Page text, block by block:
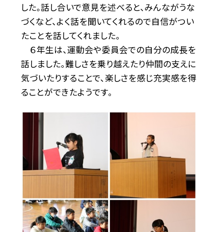
した。話し合いで意見を述べると、みんながうな
づくなど、よく話を聞いてくれるので自信がつい
たことを話してくれました。
６年生は、運動会や委員会での自分の成長を
話しました。難しさを乗り越えたり仲間の支えに
気づいたりすることで、楽しさを感じ充実感を得
ることができたようです。